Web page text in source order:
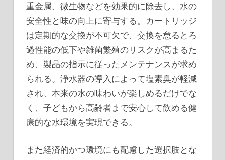
重金属、微生物などを効果的に除去し、水の
安全性と味の向上に寄与する。カートリッジ
は定期的な交換が不可欠で、交換を怠るとろ
過性能の低下や雑菌繁殖のリスクが高まるた
め、製品の指示に従ったメンテナンスが求め
られる。浄水器の導入によって塩素臭が軽減
され、本来の水の味わいが楽しめるだけでな
く、子どもから高齢者まで安心して飲める健
康的な水環境を実現できる。
また経済的かつ環境にも配慮した選択肢とな